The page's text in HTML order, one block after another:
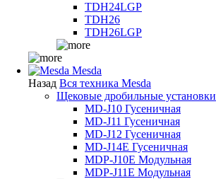
TDH24LGP
TDH26
TDH26LGP
Mesda
Назад Вся техника Mesda
Щековые дробильные установки
MD-J10 Гусеничная
MD-J11 Гусеничная
MD-J12 Гусеничная
MD-J14E Гусеничная
MDP-J10E Модульная
MDP-J11E Модульная